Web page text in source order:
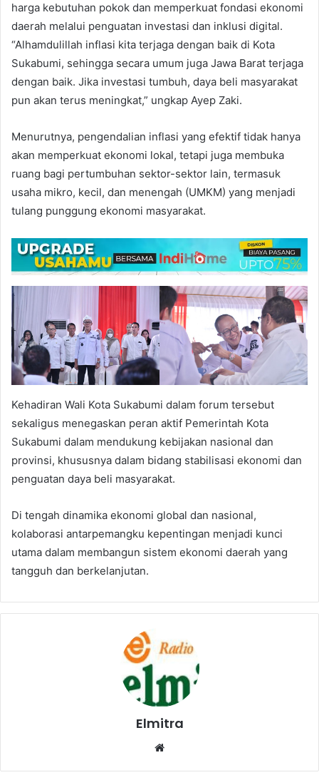
harga kebutuhan pokok dan memperkuat fondasi ekonomi
daerah melalui penguatan investasi dan inklusi digital.
“Alhamdulillah inflasi kita terjaga dengan baik di Kota
Sukabumi, sehingga secara umum juga Jawa Barat terjaga
dengan baik. Jika investasi tumbuh, daya beli masyarakat
pun akan terus meningkat,” ungkap Ayep Zaki.
Menurutnya, pengendalian inflasi yang efektif tidak hanya
akan memperkuat ekonomi lokal, tetapi juga membuka
ruang bagi pertumbuhan sektor-sektor lain, termasuk
usaha mikro, kecil, dan menengah (UMKM) yang menjadi
tulang punggung ekonomi masyarakat.
Kehadiran Wali Kota Sukabumi dalam forum tersebut
sekaligus menegaskan peran aktif Pemerintah Kota
Sukabumi dalam mendukung kebijakan nasional dan
provinsi, khususnya dalam bidang stabilisasi ekonomi dan
penguatan daya beli masyarakat.
Di tengah dinamika ekonomi global dan nasional,
kolaborasi antarpemangku kepentingan menjadi kunci
utama dalam membangun sistem ekonomi daerah yang
tangguh dan berkelanjutan.
Elmitra
Website